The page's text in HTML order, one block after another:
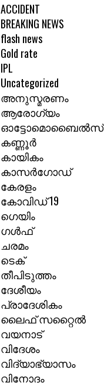
ACCIDENT
BREAKING NEWS
flash news
Gold rate
IPL
Uncategorized
അനുസ്മരണം
ആരോഗ്യം
ഓട്ടോമൊബൈൽസ്
കണ്ണൂർ
കായികം
കാസർഗോഡ്
കേരളം
കോവിഡ് 19
ഗെയിം
ഗൾഫ്
ചരമം
ടെക്
തീപിടുത്തം
ദേശീയം
പ്രാദേശികം
ലൈഫ് സറ്റൈൽ
വയനാട്
വിദേശം
വിദ്യാഭ്യാസം
വിനോദം